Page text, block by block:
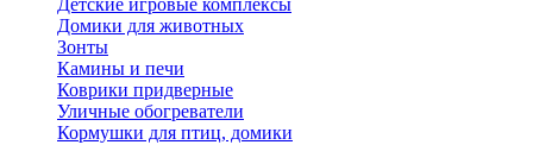
Детские игровые комплексы
Домики для животных
Зонты
Камины и печи
Коврики придверные
Уличные обогреватели
Кормушки для птиц, домики